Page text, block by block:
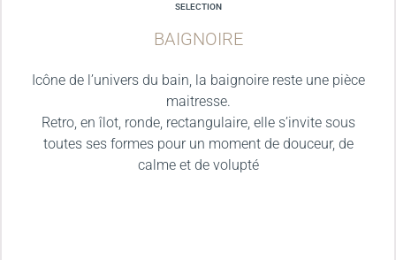
SELECTION
BAIGNOIRE
Icône de l’univers du bain, la baignoire reste une pièce
maitresse.
Retro, en îlot, ronde, rectangulaire, elle s’invite sous
toutes ses formes pour un moment de douceur, de
calme et de volupté